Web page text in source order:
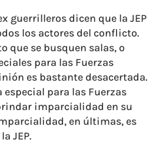
guerrilleros dicen que la JEP
los actores del conflicto.
que se busquen salas, o
para las Fuerzas
es bastante desacertada.
especial para las Fuerzas
imparcialidad en su
en últimas, es
JEP.